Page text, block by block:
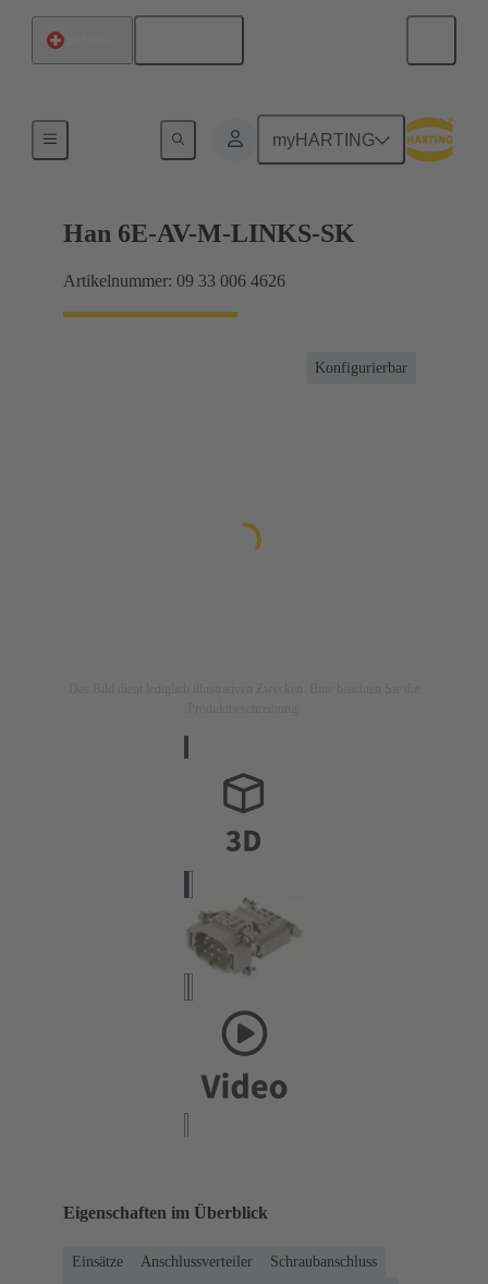
myHARTING
Anschlussverteiler
Han 6E-AV-M-LINKS-SK
Artikelnummer: 09 33 006 4626
Konfigurierbar
Eigenschaften im Überblick
Einsätze Anschlussverteiler
Schraubanschluss